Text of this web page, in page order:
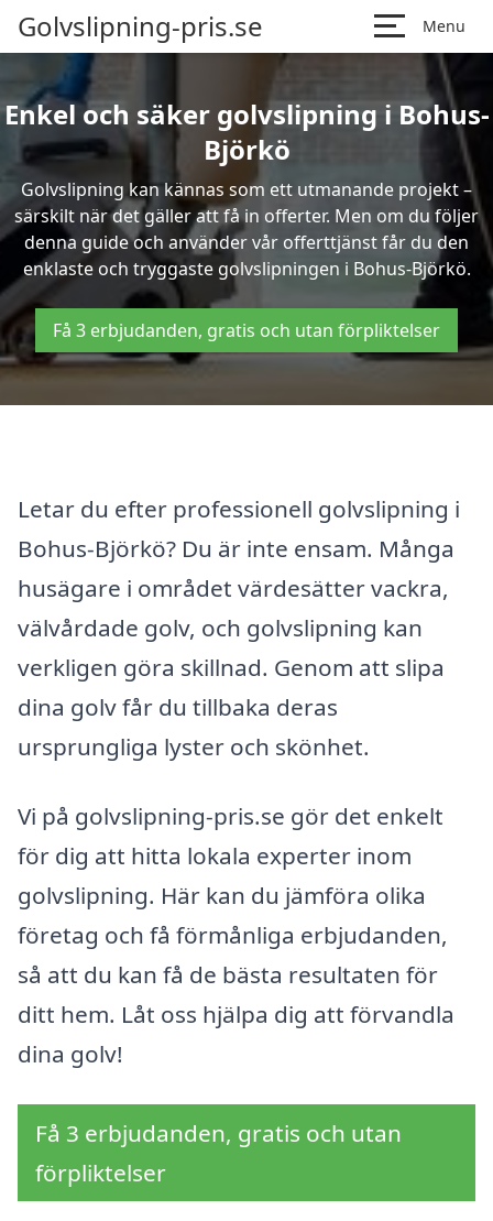
Golvslipning-pris.se Menu
Enkel och säker golvslipning i Bohus-
Björkö
Golvslipning kan kännas som ett utmanande projekt –
särskilt när det gäller att få in offerter. Men om du följer
denna guide och använder vår offerttjänst får du den
enklaste och tryggaste golvslipningen i Bohus-Björkö.
Få 3 erbjudanden, gratis och utan förpliktelser
Letar du efter professionell golvslipning i
Bohus-Björkö? Du är inte ensam. Många
husägare i området värdesätter vackra,
välvårdade golv, och golvslipning kan
verkligen göra skillnad. Genom att slipa
dina golv får du tillbaka deras
ursprungliga lyster och skönhet.
Vi på golvslipning-pris.se gör det enkelt
för dig att hitta lokala experter inom
golvslipning. Här kan du jämföra olika
företag och få förmånliga erbjudanden,
så att du kan få de bästa resultaten för
ditt hem. Låt oss hjälpa dig att förvandla
dina golv!
Få 3 erbjudanden, gratis och utan
förpliktelser